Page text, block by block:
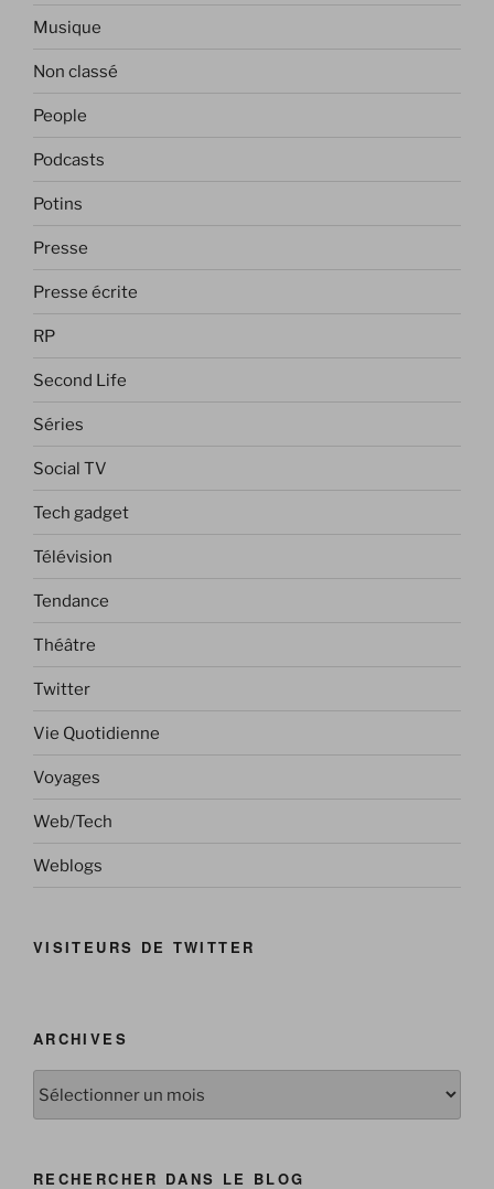
Musique
Non classé
People
Podcasts
Potins
Presse
Presse écrite
RP
Second Life
Séries
Social TV
Tech gadget
Télévision
Tendance
Théâtre
Twitter
Vie Quotidienne
Voyages
Web/Tech
Weblogs
VISITEURS DE TWITTER
ARCHIVES
Archives
RECHERCHER DANS LE BLOG